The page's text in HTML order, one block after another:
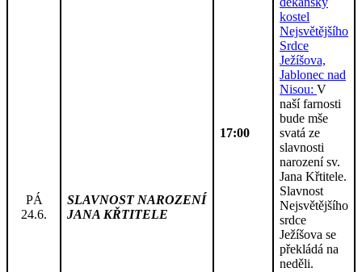
PÁ
24.6.
SLAVNOST NAROZENÍ
JANA KŘTITELE
17:00
kostel
Nejsvětějšího
Srdce
Ježíšova,
Jablonec nad
Nisou: V
naší farnosti
bude mše
svatá ze
slavnosti
narození sv.
Jana Křtitele.
Slavnost
Nejsvětějšího
srdce
Ježíšova se
překládá na
neděli.